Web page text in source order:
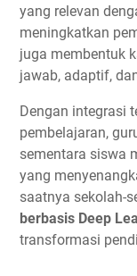
yang relevan
meningkatkan
juga membentuk
jawab, adaptif,
Dengan integrasi
pembelajaran,
sementara siswa
yang
saatnya sekolah-
berbasis Deep
transformasi